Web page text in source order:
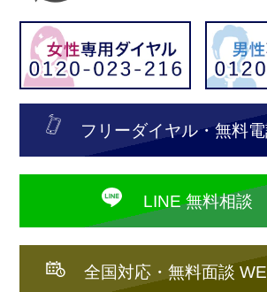
フリーダイヤル・無料
LINE 無料相談
全国対応・無料面談